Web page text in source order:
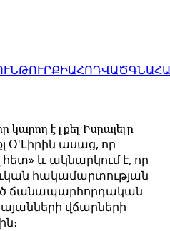
ԹՈՒՐՔԻԱՀՈԴՎԱԾ
կարող է լքել Իսրայելը
Օ'Լիրին ասաց, որ
հետ» և ակնարկում է, որ
հակամարտության
ճանապարհորդական
վճարների